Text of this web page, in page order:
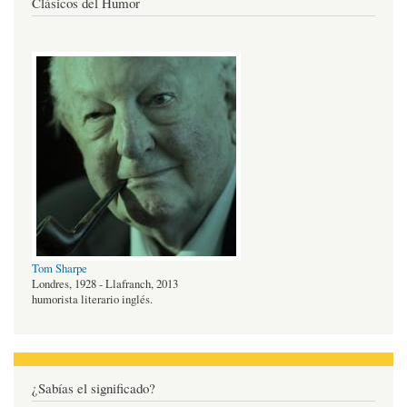
Tom Sharpe
Londres, 1928 - Llafranch, 2013
humorista literario inglés.
¿Sabías el significado?